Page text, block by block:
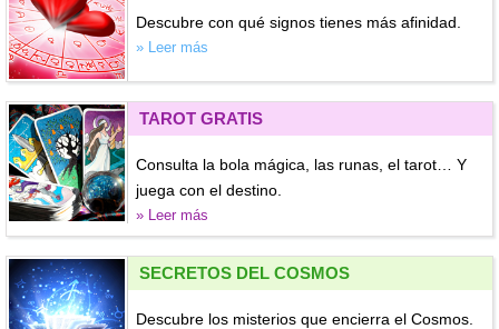
Descubre con qué signos tienes más afinidad.
» Leer más
TAROT GRATIS
Consulta la bola mágica, las runas, el tarot… Y
juega con el destino.
» Leer más
SECRETOS DEL COSMOS
Descubre los misterios que encierra el Cosmos.